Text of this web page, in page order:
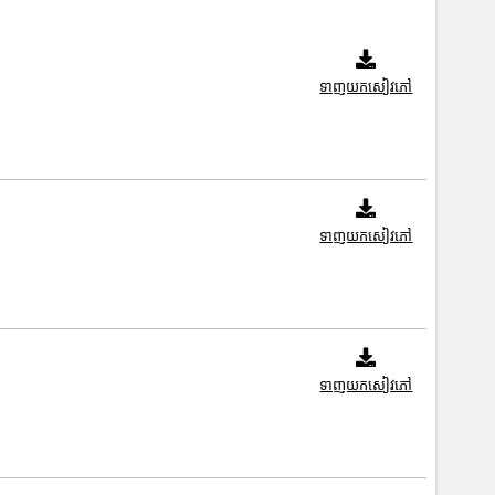
ទាញយកសៀវភៅ
ទាញយកសៀវភៅ
ទាញយកសៀវភៅ